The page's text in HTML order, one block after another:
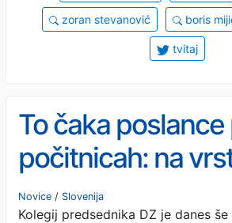
zoran stevanović boris
tvitaj
To čaka poslance
počitnicah: na
volitve in vrtci
Novice / Slovenija
Kolegij predsednika DZ je danes še